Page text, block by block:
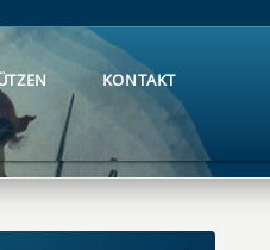
KONTAKT
KONTAKT